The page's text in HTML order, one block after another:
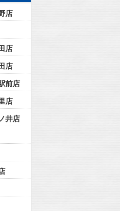
店
店
店
前店
店
井店